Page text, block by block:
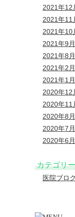
2021年12
2021年11
2021年10
2021年9月
2021年8月
2021年2月
2021年1月
2020年12
2020年11
2020年8月
2020年7月
2020年6月
カテゴリー
医院ブロ